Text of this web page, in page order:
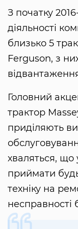
З початку
діяльності
близько 5
Ferguson, з
Головний
трактор
приділяють
хваляться, що
приймати
техніку на
несправності